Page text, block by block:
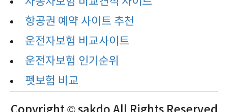
항공권 예약 사이트 추천
운전자보험 비교사이트
운전자보험 인기순위
펫보험 비교